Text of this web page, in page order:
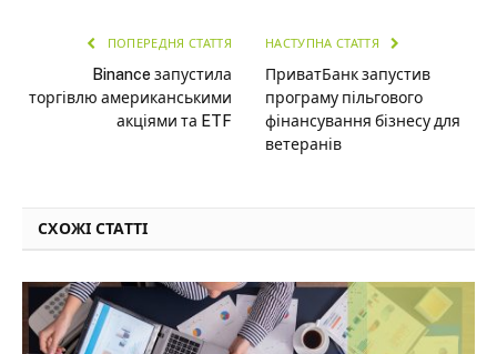
ПОПЕРЕДНЯ СТАТТЯ
Binance запустила
торгівлю американськими
акціями та ETF
НАСТУПНА СТАТТЯ
ПриватБанк запустив
програму пільгового
фінансування бізнесу для
ветеранів
СХОЖІ СТАТТІ